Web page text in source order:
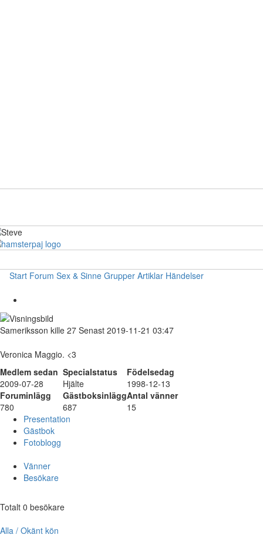
Start Forum Sex & Sinne Grupper Artiklar Händelser
Sameriksson kille 27 Senast 2019-11-21 03:47
Veronica Maggio. <3
Medlem sedan Specialstatus
Födelsedag
2009-07-28
Hjälte
1998-12-13
Foruminlägg
GästboksinläggAntal vänner
780
687
15
Presentation
Gästbok
Fotoblogg
Vänner
Besökare
Totalt 0 besökare
Alla / Okänt kön